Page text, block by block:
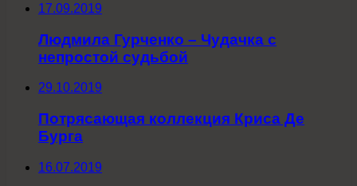
17.09.2019
Людмила Гурченко – Чудачка с
непростой судьбой
29.10.2019
Потрясающая коллекция Криса Де
Бурга
16.07.2019